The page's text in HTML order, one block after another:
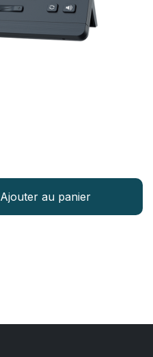
Ajouter au panier